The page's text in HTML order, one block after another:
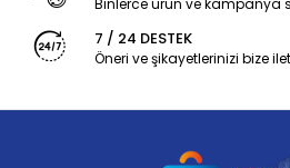
7 / 24 DESTEK
Öneri ve şikayetlerinizi bize